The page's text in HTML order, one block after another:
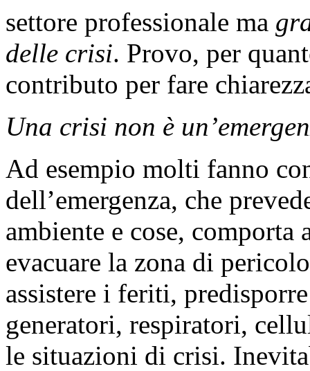
settore professionale ma
delle crisi. Provo, per
contributo per fare
Una crisi non è
Ad esempio molti fanno
dell’emergenza, che
ambiente e cose,
evacuare la zona di
assistere i feriti,
generatori, respiratori,
le situazioni di crisi.